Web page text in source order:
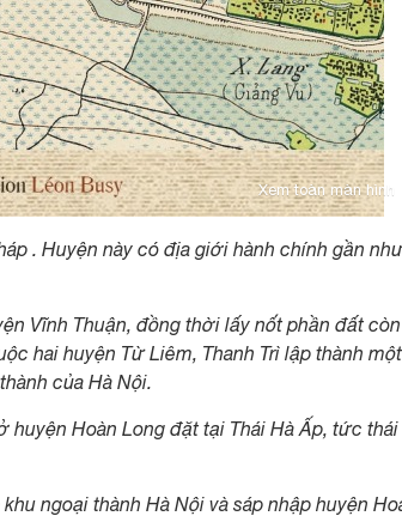
Xem toàn màn hình
. Huyện này có địa giới hành chính gần
Vĩnh Thuận, đồng thời lấy nốt phần đất
hai huyện Từ Liêm, Thanh Trì lập thành một
của Hà Nội.
huyện Hoàn Long đặt tại Thái Hà Ấp, tức
ngoại thành Hà Nội và sáp nhập huyện